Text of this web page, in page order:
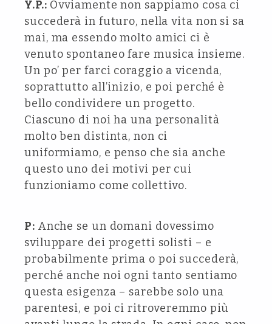
Y.P.: Ovviamente non sappiamo cosa ci
succederà in futuro, nella vita non si sa
mai, ma essendo molto amici ci è
venuto spontaneo fare musica insieme.
Un po’ per farci coraggio a vicenda,
soprattutto all’inizio, e poi perché è
bello condividere un progetto.
Ciascuno di noi ha una personalità
molto ben distinta, non ci
uniformiamo, e penso che sia anche
questo uno dei motivi per cui
funzioniamo come collettivo.
P: Anche se un domani dovessimo
sviluppare dei progetti solisti – e
probabilmente prima o poi succederà,
perché anche noi ogni tanto sentiamo
questa esigenza – sarebbe solo una
parentesi, e poi ci ritroveremmo più